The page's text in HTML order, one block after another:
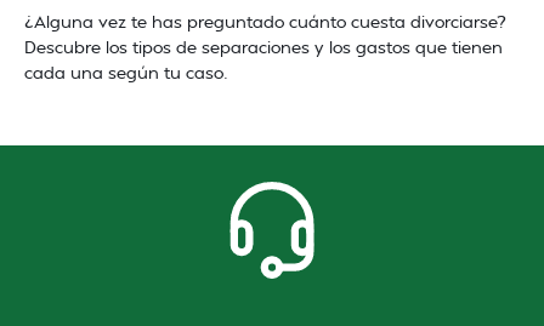
¿Alguna vez te has preguntado cuánto cuesta divorciarse?
Descubre los tipos de separaciones y los gastos que tienen
cada una según tu caso.